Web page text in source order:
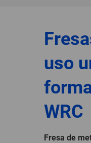
uso
WRC
Fresa de